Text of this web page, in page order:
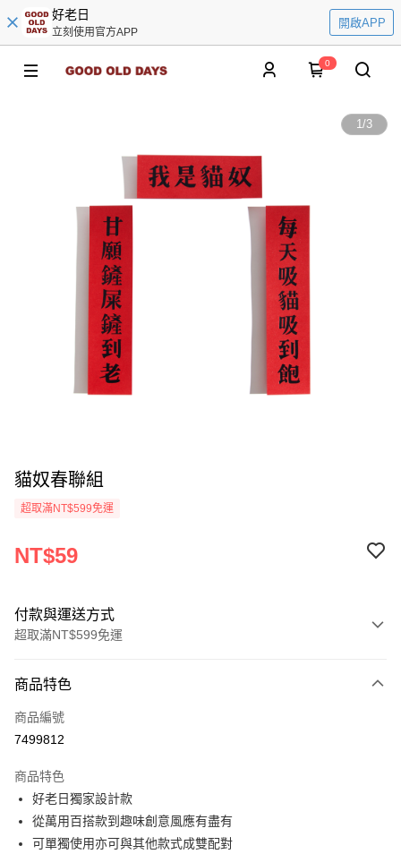
好老日
立刻使用官方APP
開啟APP
0
1/3
貓奴春聯組
超取滿NT$599免運
NT$59
付款與運送方式
超取滿NT$599免運
信用卡一次付款
超商取貨付款
Apple Pay
街口支付
商品特色
商品編號
7499812
商品特色
好老日獨家設計款
從萬用百搭款到趣味創意風應有盡有
可單獨使用亦可與其他款式成雙配對